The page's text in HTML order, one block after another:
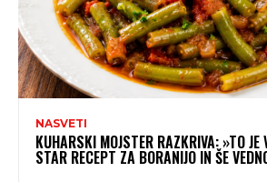
NASVETI
KUHARSKI MOJSTER RAZKRIVA: »TO JE
STAR RECEPT ZA BORANIJO IN ŠE